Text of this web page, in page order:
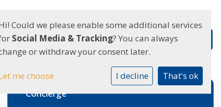
Conciërge
Could we please enable some additional services
Social Media & Tracking? You can always
or withdraw your consent later.
me choose I decline That's ok